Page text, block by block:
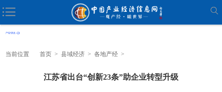
当前位置 首页 > 县域经济 > 各地产经 >
江苏省出台“创新23条”助企业转型升级